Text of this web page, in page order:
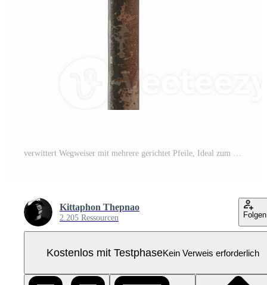
verwittert Wegweiser mit mehrere gerichtet Pfeile, Ideal zum vermitteln Auswahl, Richtung, und Abenteuer im Natur-Themen Projekte. Pro PNG
Kittaphon Thepnao
2.205 Ressourcen Folgen
Kostenlos mit TestphaseKein Verweis erforderlich